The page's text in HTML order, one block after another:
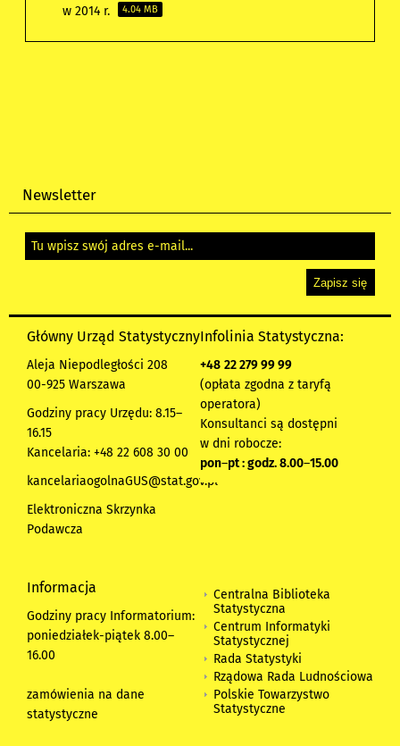
w 2014 r.
4.04 MB
Newsletter
Główny Urząd Statystyczny
Aleja Niepodległości 208
00-925 Warszawa
Godziny pracy Urzędu: 8.15–
16.15
Kancelaria: +48 22 608 30 00
kancelariaogolnaGUS@stat.gov.pl
Elektroniczna Skrzynka
Podawcza
Infolinia Statystyczna:
+48 22 279 99 99
(opłata zgodna z taryfą
operatora)
Konsultanci są dostępni
w dni robocze:
pon–pt : godz. 8.00–15.00
Informacja
Godziny pracy Informatorium:
poniedziałek-piątek 8.00–
16.00
zamówienia na dane
statystyczne
Centralna Biblioteka
Statystyczna
Centrum Informatyki
Statystycznej
Rada Statystyki
Rządowa Rada Ludnościowa
Polskie Towarzystwo
Statystyczne